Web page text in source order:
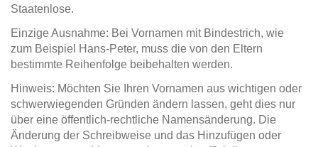
Staatenlose.
Einzige Ausnahme: Bei Vornamen mit Bindestrich, wie
zum Beispiel Hans-Peter, muss die von den Eltern
bestimmte Reihenfolge beibehalten werden.
Hinweis: Möchten Sie Ihren Vornamen aus wichtigen oder
schwerwiegenden Gründen ändern lassen, geht dies nur
über eine öffentlich-rechtliche Namensänderung. Die
Änderung der Schreibweise und das Hinzufügen oder